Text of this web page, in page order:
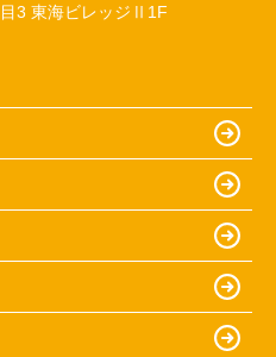
3 東海ビレッジⅡ1F